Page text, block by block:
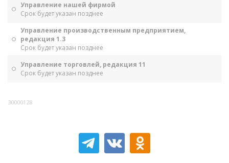
Управление нашей фирмой
Срок будет указан позднее
Управление производственным предприятием,
редакция 1.3
Срок будет указан позднее
Управление торговлей, редакция 11
Срок будет указан позднее
30000128